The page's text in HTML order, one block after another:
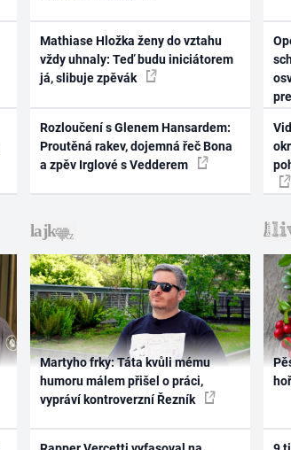
Mathiase Hložka ženy do vztahu
vždy uhnaly: Teď budu iniciátorem
já, slibuje zpěvák
Rozloučení s Glenem Hansardem:
Proutěná rakev, dojemná řeč Bona
a zpěv Irglové s Vedderem
Martyho frky: Táta kvůli mému
humoru málem přišel o práci,
vypráví kontroverzní Řezník